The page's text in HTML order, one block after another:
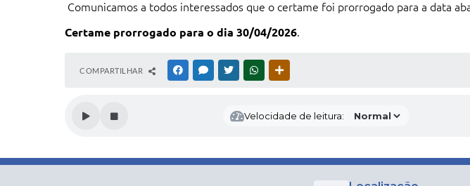
Comunicamos a todos interessados que o certame foi prorrogado para a data
Certame prorrogado para o dia 30/04/2026.
COMPARTILHAR FACEBOOKMESSENGER
TWITTERWHATSAPP
Velocidade de leitura: